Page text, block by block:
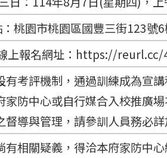
桃園市桃園區國豐三街123號
上報名網址：https://reurl.cc/
有考評機制，通過訓練成為宣
家防中心或自行媒合入校推廣
督導與管理，請參訓人員務必詳
有相關疑義，得洽本府家防中